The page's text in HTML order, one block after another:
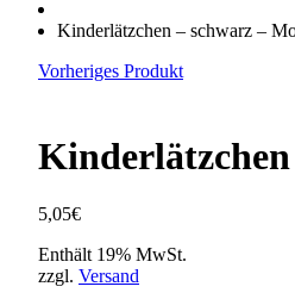
Kinderlätzchen – schwarz –
Vorheriges Produkt
5,05€
Enthält 19% MwSt.
zzgl. Versand